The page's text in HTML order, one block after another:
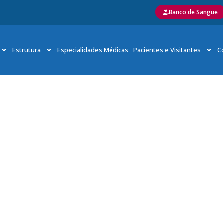
Banco de Sangue
Estrutura Especialidades Médicas Pacientes e Visitantes